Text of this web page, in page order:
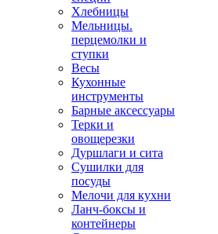
Хлебницы
Мельницы.
перцемолки и
ступки
Весы
Кухонные
инструменты
Барные аксессуары
Терки и
овощерезки
Дуршлаги и сита
Сушилки для
посуды
Мелочи для кухни
Ланч-боксы и
контейнеры